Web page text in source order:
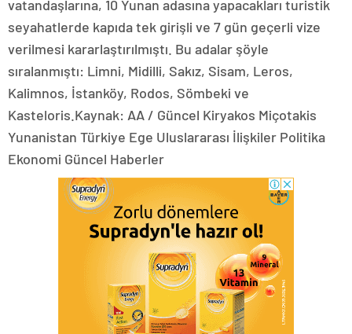
vatandaşlarına, 10 Yunan adasına yapacakları turistik
seyahatlerde kapıda tek girişli ve 7 gün geçerli vize
verilmesi kararlaştırılmıştı. Bu adalar şöyle
sıralanmıştı: Limni, Midilli, Sakız, Sisam, Leros,
Kalimnos, İstanköy, Rodos, Sömbeki ve
Kasteloris.Kaynak: AA / Güncel Kiryakos Miçotakis
Yunanistan Türkiye Ege Uluslararası İlişkiler Politika
Ekonomi Güncel Haberler